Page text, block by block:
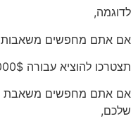
לדוגמה,
אם אתם מחפשים משאבות
תצטרכו להוציא עבורה 1,000$.
אם אתם מחפשים משאבת
שלכם,